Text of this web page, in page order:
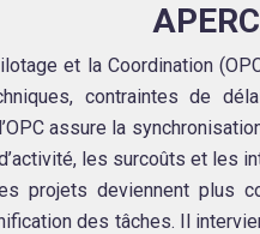
et la Coordination
contraintes de
assure la
les surcoûts et les
projets deviennent plus
des tâches. Il